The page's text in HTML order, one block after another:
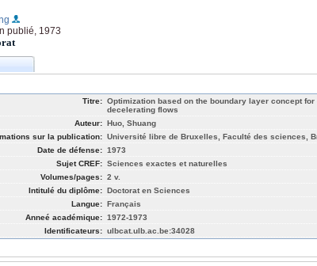
publié, 1973
Titre: Optimization based on the boundary layer concept
decelerating flows
Auteur: Huo, Shuang
sur la publication: Université libre de Bruxelles, Faculté des sciences,
Date de défense: 1973
Sujet CREF: Sciences exactes et naturelles
Volumes/pages: 2 v.
Intitulé du diplôme: Doctorat en Sciences
Langue: Français
Anneé académique: 1972-1973
Identificateurs: ulbcat.ulb.ac.be:34028